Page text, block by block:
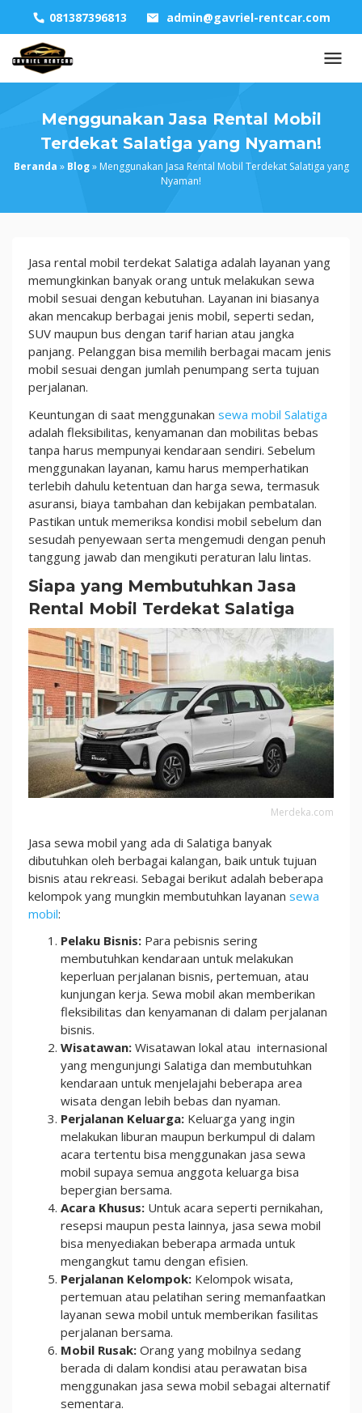
content
081387396813 admin@gavriel-rentcar.com
Menggunakan Jasa Rental Mobil
Terdekat Salatiga yang Nyaman!
Beranda » Blog» Menggunakan Jasa Rental Mobil Terdekat Salatiga yang
Nyaman!
Menggunakan
Jasa
Rental
Mobil
Terdekat
Salatiga
yang
Nyaman!
Jasa rental mobil terdekat Salatiga adalah layanan yang
memungkinkan banyak orang untuk melakukan sewa
mobil sesuai dengan kebutuhan. Layanan ini biasanya
akan mencakup berbagai jenis mobil, seperti sedan,
SUV maupun bus dengan tarif harian atau jangka
panjang. Pelanggan bisa memilih berbagai macam jenis
mobil sesuai dengan jumlah penumpang serta tujuan
perjalanan.
Keuntungan di saat menggunakan sewa mobil Salatiga
adalah fleksibilitas, kenyamanan dan mobilitas bebas
tanpa harus mempunyai kendaraan sendiri. Sebelum
menggunakan layanan, kamu harus memperhatikan
terlebih dahulu ketentuan dan harga sewa, termasuk
asuransi, biaya tambahan dan kebijakan pembatalan.
Pastikan untuk memeriksa kondisi mobil sebelum dan
sesudah penyewaan serta mengemudi dengan penuh
tanggung jawab dan mengikuti peraturan lalu lintas.
Siapa yang Membutuhkan Jasa
Rental Mobil Terdekat Salatiga
Merdeka.com
Jasa sewa mobil yang ada di Salatiga banyak
dibutuhkan oleh berbagai kalangan, baik untuk tujuan
bisnis atau rekreasi. Sebagai berikut adalah beberapa
kelompok yang mungkin membutuhkan layanan sewa
mobil:
Pelaku Bisnis: Para pebisnis sering
membutuhkan kendaraan untuk melakukan
keperluan perjalanan bisnis, pertemuan, atau
kunjungan kerja. Sewa mobil akan memberikan
fleksibilitas dan kenyamanan di dalam perjalanan
bisnis.
Wisatawan: Wisatawan lokal atau internasional
yang mengunjungi Salatiga dan membutuhkan
kendaraan untuk menjelajahi beberapa area
wisata dengan lebih bebas dan nyaman.
Perjalanan Keluarga: Keluarga yang ingin
melakukan liburan maupun berkumpul di dalam
acara tertentu bisa menggunakan jasa sewa
mobil supaya semua anggota keluarga bisa
bepergian bersama.
Acara Khusus: Untuk acara seperti pernikahan,
resepsi maupun pesta lainnya, jasa sewa mobil
bisa menyediakan beberapa armada untuk
mengangkut tamu dengan efisien.
Perjalanan Kelompok: Kelompok wisata,
pertemuan atau pelatihan sering memanfaatkan
layanan sewa mobil untuk memberikan fasilitas
perjalanan bersama.
Mobil Rusak: Orang yang mobilnya sedang
berada di dalam kondisi atau perawatan bisa
menggunakan jasa sewa mobil sebagai alternatif
sementara.